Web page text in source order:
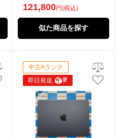
121,800円(税込)
似た商品を探す
中古Aランク
即日発送